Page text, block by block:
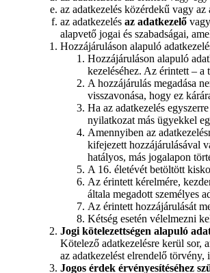
az adatkezelés közérdekű vagy
az adatkezelés az adatkezelő
alapvető jogai és szabadságai,
Hozzájáruláson alapuló
Hozzájáruláson alapuló
kezeléséhez. Az érintett – a
A hozzájárulás megadása
visszavonása, hogy ez
Ha az adatkezelés
nyilatkozat más ügyekkel
Amennyiben az
kifejezett hozzájárulásával
hatályos, más jogalapon
A 16. életévét betöltött
Az érintett kérelmére,
általa megadott személyes
Az érintett hozzájárulását
Kétség esetén vélelmezni
Jogi kötelezettségen alapuló
Kötelező adatkezelésre kerül sor,
az adatkezelést elrendelő
Jogos érdek érvényesítéséhez